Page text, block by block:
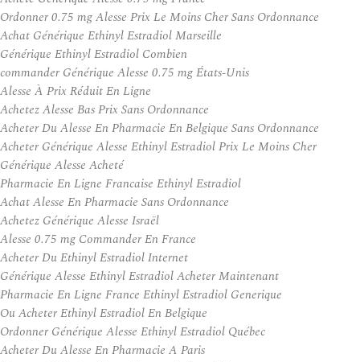
Ordonner 0.75 mg Alesse Prix Le Moins Cher Sans Ordonnance
Achat Générique Ethinyl Estradiol Marseille
Générique Ethinyl Estradiol Combien
commander Générique Alesse 0.75 mg États-Unis
Alesse À Prix Réduit En Ligne
Achetez Alesse Bas Prix Sans Ordonnance
Acheter Du Alesse En Pharmacie En Belgique Sans Ordonnance
Acheter Générique Alesse Ethinyl Estradiol Prix Le Moins Cher
Générique Alesse Acheté
Pharmacie En Ligne Francaise Ethinyl Estradiol
Achat Alesse En Pharmacie Sans Ordonnance
Achetez Générique Alesse Israël
Alesse 0.75 mg Commander En France
Acheter Du Ethinyl Estradiol Internet
Générique Alesse Ethinyl Estradiol Acheter Maintenant
Pharmacie En Ligne France Ethinyl Estradiol Generique
Ou Acheter Ethinyl Estradiol En Belgique
Ordonner Générique Alesse Ethinyl Estradiol Québec
Acheter Du Alesse En Pharmacie A Paris